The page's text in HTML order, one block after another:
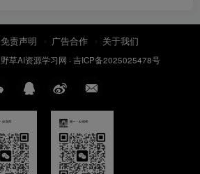
免责声明 广告合作 关于我们
野草AI资源学习网 · 吉ICP备2025025478号